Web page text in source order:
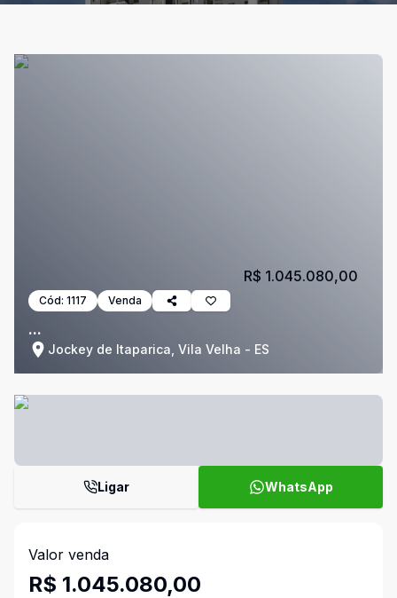
Cód: 1117 Venda
...
Jockey de Itaparica, Vila Velha - ES
R$ 1.045.080,00
Ligar WhatsApp
Valor venda
R$ 1.045.080,00